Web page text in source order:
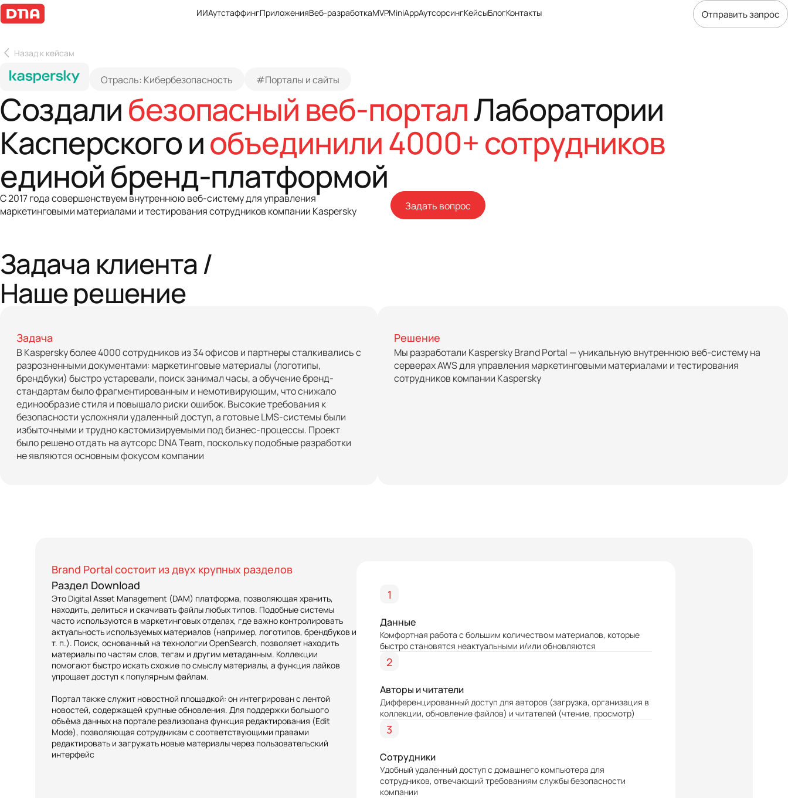
ИИАутстаффингПриложенияВеб-разработкаMVPMiniAppАутсорсингКейсыБлогКонтакты Отправить запрос
Назад к кейсам
Отрасль: Кибербезопасность #Порталы и сайты
Создалибезопасный веб-порталЛаборатории
Касперского иобъединили 4000+ сотрудников
единой бренд-платформой
С 2017 года совершенствуем внутреннюю веб-систему для управления
маркетинговыми материалами и тестирования сотрудников компании Kaspersky
Задать вопрос
Задача клиента /
Наше решение
Задача
В Kaspersky более 4000 сотрудников из 34 офисов и партнеры сталкивались с
разрозненными документами: маркетинговые материалы (логотипы,
брендбуки) быстро устаревали, поиск занимал часы, а обучение бренд-
стандартам было фрагментированным и немотивирующим, что снижало
единообразие стиля и повышало риски ошибок. Высокие требования к
безопасности усложняли удаленный доступ, а готовые LMS-системы были
избыточными и трудно кастомизируемыми под бизнес-процессы. Проект
было решено отдать на аутсорс DNA Team, поскольку подобные разработки
не являются основным фокусом компании
Решение
Мы разработали Kaspersky Brand Portal — уникальную внутреннюю веб-систему на
серверах AWS для управления маркетинговыми материалами и тестирования
сотрудников компании Kaspersky
Brand Portal состоит из двух крупных разделов
Раздел Download
Это Digital Asset Management (DAM) платформа, позволяющая хранить,
находить, делиться и скачивать файлы любых типов. Подобные системы
часто используются в маркетинговых отделах, где важно контролировать
актуальность используемых материалов (например, логотипов, брендбуков и
т. п.). Поиск, основанный на технологии OpenSearch, позволяет находить
материалы по частям слов, тегам и другим метаданным. Коллекции
помогают быстро искать схожие по смыслу материалы, а функция лайков
упрощает доступ к популярным файлам.
Портал также служит новостной площадкой: он интегрирован с лентой
новостей, содержащей крупные обновления. Для поддержки большого
объёма данных на портале реализована функция редактирования (Edit
Mode), позволяющая сотрудникам с соответствующими правами
редактировать и загружать новые материалы через пользовательский
интерфейс
1
Данные
Комфортная работа с большим количеством материалов, которые
быстро становятся неактуальными и/или обновляются
2
Авторы и читатели
Дифференцированный доступ для авторов (загрузка, организация в
коллекции, обновление файлов) и читателей (чтение, просмотр)
3
Сотрудники
Удобный удаленный доступ с домашнего компьютера для
сотрудников, отвечающий требованиям службы безопасности
компании